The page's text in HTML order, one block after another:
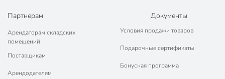
Партнерам
Арендаторам складских
помещений
Поставщикам
Арендодателям
Документы
Условия продажи товаров
Подарочные сертификаты
Бонусная программа